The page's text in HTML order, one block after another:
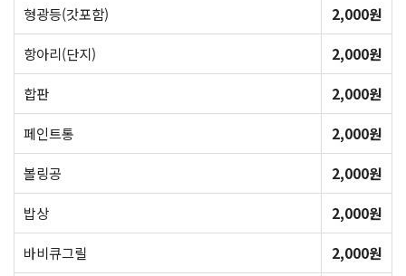
형광등(갓포함)
2,000원
항아리(단지)
2,000원
합판
2,000원
페인트통
2,000원
볼링공
2,000원
밥상
2,000원
바비큐그릴
2,000원